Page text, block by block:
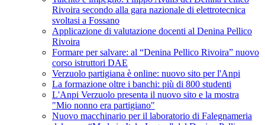
Rivoira secondo alla gara nazionale di elettrotecnica
svoltasi a Fossano
Applicazione di valutazione docenti al Denina Pellico
Rivoira
Formare per salvare: al “Denina Pellico Rivoira” nuovo
corso istruttori DAE
Verzuolo partigiana è online: nuovo sito per l'Anpi
La formazione oltre i banchi: più di 800 studenti
L'Anpi Verzuolo presenta il nuovo sito e la mostra
"Mio nonno era partigiano"
Nuovo macchinario per il laboratorio di Falegnameria